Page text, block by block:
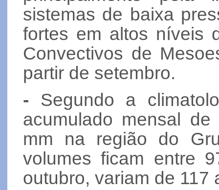
sistemas de baixa
fortes em altos níveis
Convectivos de
partir de setembro.
- Segundo a
acumulado mensal
mm na região do
volumes ficam entre
outubro, variam de 117